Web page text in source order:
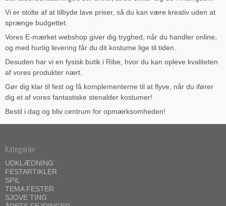
Vi er stolte af at tilbyde lave priser, så du kan være kreativ uden at
sprænge budgettet.
Vores E-mærket webshop giver dig tryghed, når du handler online,
og med hurtig levering får du dit kostume lige til tiden.
Desuden har vi en fysisk butik i Ribe, hvor du kan opleve kvaliteten
af vores produkter nært.
Gør dig klar til fest og få komplementerne til at flyve, når du ifører
dig et af vores fantastiske stenalder kostumer!
Bestil i dag og bliv centrum for opmærksomheden!
Kategorier
UDKLÆDNING
FESTARTIKLER
SPIL
TEMA FESTER
SJOVE TING